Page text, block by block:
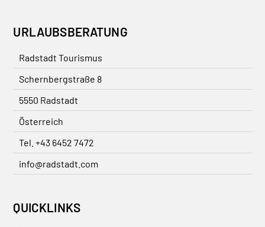
URLAUBSBERATUNG
Radstadt Tourismus
Schernbergstraße 8
5550 Radstadt
Österreich
Tel. +43 6452 7472
info@radstadt.com
QUICKLINKS